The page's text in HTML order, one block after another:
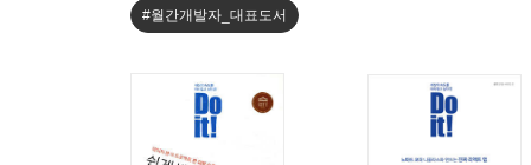
#월간개발자_대표도서